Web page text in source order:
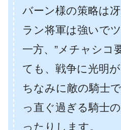
バーン様の策略は
ラン将軍は強いで
一方、”メチャシコ
ても、戦争に光明
ちなみに敵の騎士
っ直ぐ過ぎる騎士
ったりします。